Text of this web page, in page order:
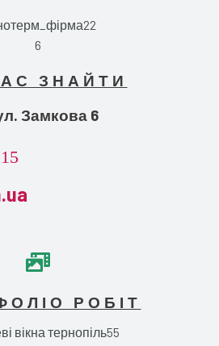
ЗНАЙТИ
Замкова 6
РОБІТ